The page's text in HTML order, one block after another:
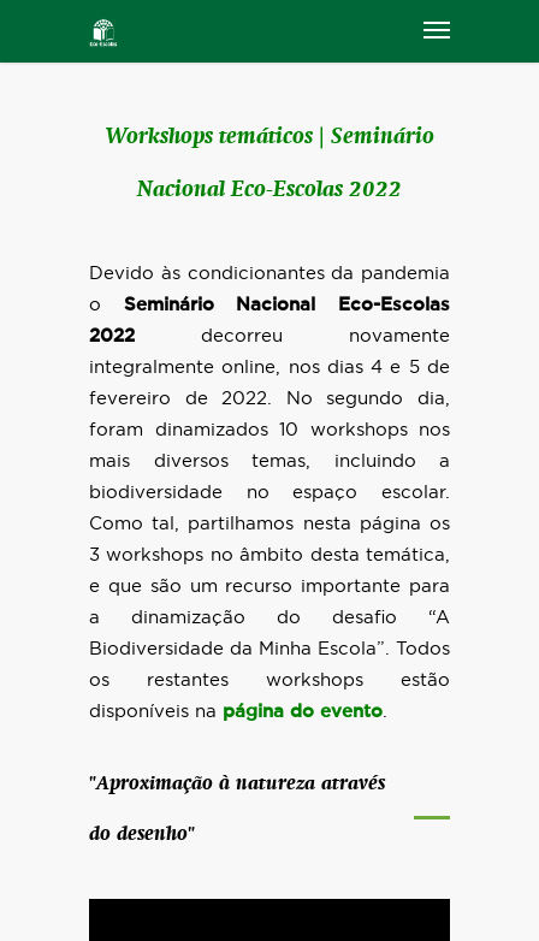
Workshops temáticos | Seminário
Nacional Eco-Escolas 2022
Devido às condicionantes da pandemia
o Seminário Nacional Eco-Escolas
2022 decorreu novamente
integralmente online, nos dias 4 e 5 de
fevereiro de 2022. No segundo dia,
foram dinamizados 10 workshops nos
mais diversos temas, incluindo a
biodiversidade no espaço escolar.
Como tal, partilhamos nesta página os
3 workshops no âmbito desta temática,
e que são um recurso importante para
a dinamização do desafio “A
Biodiversidade da Minha Escola”. Todos
os restantes workshops estão
disponíveis na página do evento.
"Aproximação à natureza através
do desenho"